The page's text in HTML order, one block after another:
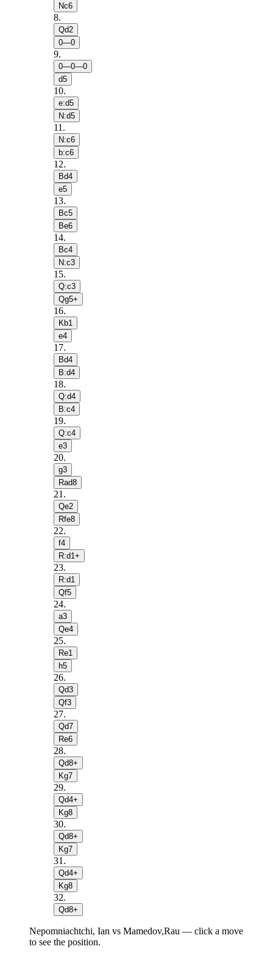
Nc6
8.
Qd2
0—0
9.
0—0—0
d5
10.
e:d5
N:d5
11 .
N:c6
b:c6
12.
Bd4
e5
13.
Bc5
Be6
14.
Bc4
N:c3
15.
Q:c3
Qg5+
16.
Kb1
e4
17.
Bd4
B:d4
18.
Q:d4
B:c4
19.
Q:c4
e3
20.
g3
Rad8
21 .
Qe2
Rfe8
22.
f4
R:d1+
23.
R:d1
Qf5
24.
a3
Qe4
25.
Re1
h5
26.
Qd3
Qf3
27.
Qd7
Re6
28.
Qd8+
Kg7
29.
Qd4+
Kg8
30.
Qd8+
Kg7
31 .
Qd4+
Kg8
32.
Qd8+
Nepomniachtchi, Ian vs Mamedov,Rau — click a move
to see the position.